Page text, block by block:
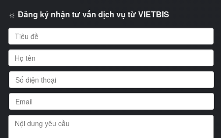
☼ Đăng ký nhận tư vấn dịch vụ từ VIETBIS